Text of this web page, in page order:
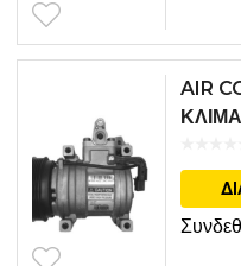
AIR